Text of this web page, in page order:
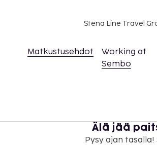
Stena Line Travel
Matkustusehdot
Working at
Sembo
Älä jää
Pysy ajan